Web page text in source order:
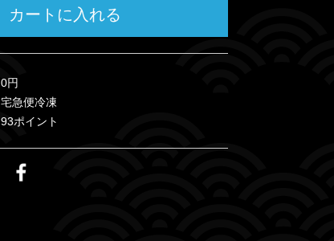
カートに入れる
0円
宅急便冷凍
93ポイント